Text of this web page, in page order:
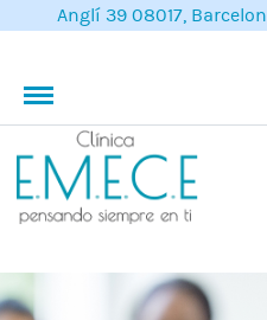
Anglí 39 08017,